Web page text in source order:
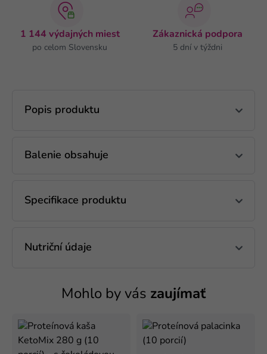
1 144 výdajných miest
po celom Slovensku
Zákaznická podpora
5 dní v týždni
Popis produktu
Balenie obsahuje
Specifikace produktu
Nutriční údaje
Mohlo by vás zaujímať